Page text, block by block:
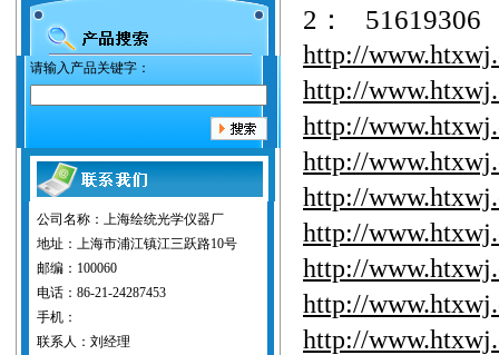
请输入产品关键字：
公司名称：上海绘统光学仪器厂
地址：上海市浦江镇江三跃路10号
邮编：100060
电话：86-21-24287453
手机：
联系人：刘经理
2 ： 51619306
http://
http://
http://
http://
http://
http://
http://
http://
http://